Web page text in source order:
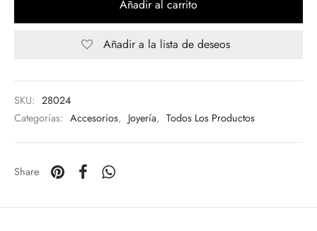
Añadir al carrito
Añadir a la lista de deseos
SKU: 28024
Categorías: Accesorios, Joyería, Todos Los Productos
Share